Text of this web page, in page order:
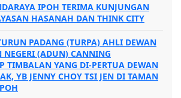
IPOH TERIMA KUNJUNGAN
HASANAH DAN THINK CITY
PADANG (TURPA) AHLI DEWAN
NEGERI (ADUN) CANNING
TIMBALAN YANG DI-PERTUA DEWAN
YB JENNY CHOY TSI JEN DI TAMAN